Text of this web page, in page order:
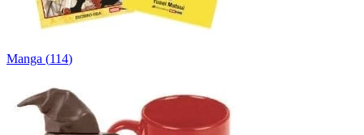
Manga (114)